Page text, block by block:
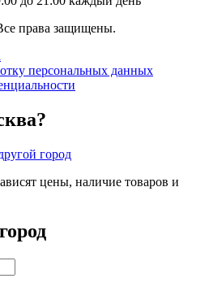
права защищены.
персональных данных
город
цены, наличие товаров и